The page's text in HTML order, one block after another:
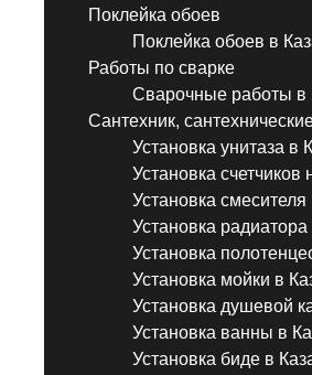
Поклейка обоев
Поклейка обоев в
Работы по сварке
Сварочные работы в
Сантехник,
Установка унитаза в
Установка счетчиков
Установка смесителя
Установка радиатора
Установка
Установка мойки в
Установка душевой
Установка ванны в
Установка биде в